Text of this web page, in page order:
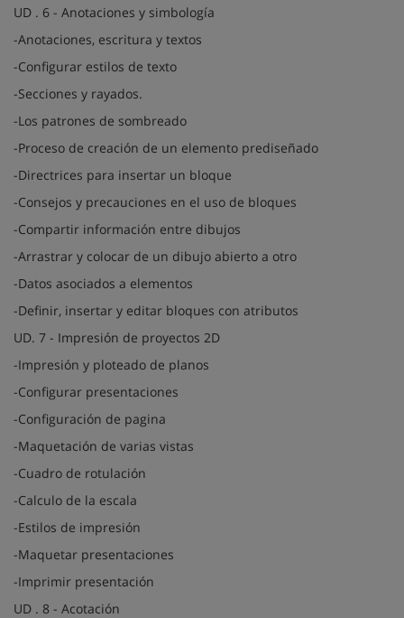
UD . 6 - Anotaciones y simbología
-Anotaciones, escritura y textos
-Configurar estilos de texto
-Secciones y rayados.
-Los patrones de sombreado
-Proceso de creación de un elemento prediseñado
-Directrices para insertar un bloque
-Consejos y precauciones en el uso de bloques
-Compartir información entre dibujos
-Arrastrar y colocar de un dibujo abierto a otro
-Datos asociados a elementos
-Definir, insertar y editar bloques con atributos
UD. 7 - Impresión de proyectos 2D
-Impresión y ploteado de planos
-Configurar presentaciones
-Configuración de pagina
-Maquetación de varias vistas
-Cuadro de rotulación
-Calculo de la escala
-Estilos de impresión
-Maquetar presentaciones
-Imprimir presentación
UD . 8 - Acotación